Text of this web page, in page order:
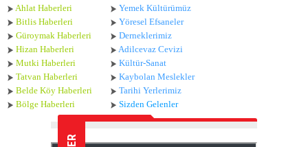
Ahlat Haberleri
Bitlis Haberleri
Güroymak Haberleri
Hizan Haberleri
Mutki Haberleri
Tatvan Haberleri
Belde Köy Haberleri
Bölge Haberleri
Yemek Kültürümüz
Yöresel Efsaneler
Derneklerimiz
Adilcevaz Cevizi
Kültür-Sanat
Kaybolan Meslekler
Tarihi Yerlerimiz
Sizden Gelenler